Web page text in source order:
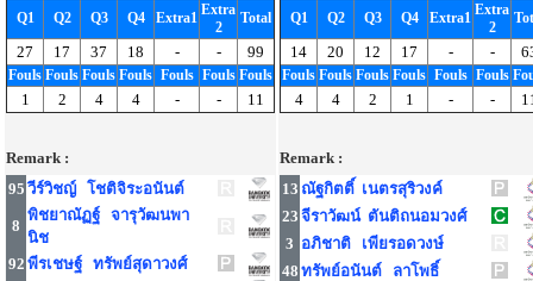
Q1 Q2 Q3 Q4 Extra1 Extra
2
Total
27 17 37 18 - - 99
Fouls Fouls Fouls Fouls Fouls Fouls Fouls
1 2 4 4 - - 11
Remark :
95 วีร์วิชญ์ โชติจิระอนันต์
8
พิชยาณัฏฐ์ จารุวัฒนพา
นิช
92 พีรเชษฐ์ ทรัพย์สุดาวงศ์
Q1 Q2 Q3 Q4 Extra1 Extra
2
14 20 12 17 - -
Fouls Fouls Fouls Fouls Fouls Fouls
4 4 2 1 - -
Remark :
13 ณัฐกิตติ์ เนตรสุริวงค์
23 จีราวัฒน์ ตันติถนอมวงศ์
3 อภิชาติ เพียรอดวงษ์
48 ทรัพย์อนันต์ ลาโพธิ์